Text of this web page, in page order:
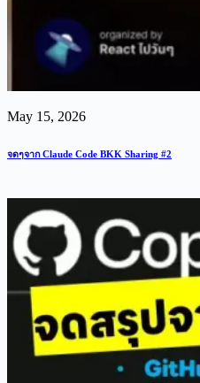
May 15, 2026
จดๆจาก Claude Code BKK Sharing #2